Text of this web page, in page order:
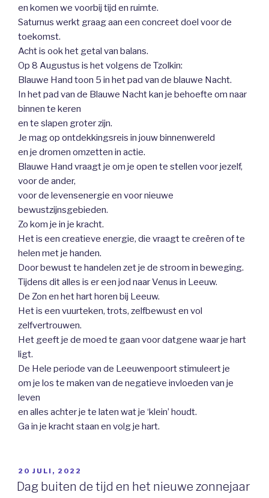
en komen we voorbij tijd en ruimte.
Saturnus werkt graag aan een concreet doel voor de
toekomst.
Acht is ook het getal van balans.
Op 8 Augustus is het volgens de Tzolkin:
Blauwe Hand toon 5 in het pad van de blauwe Nacht.
In het pad van de Blauwe Nacht kan je behoefte om naar
binnen te keren
en te slapen groter zijn.
Je mag op ontdekkingsreis in jouw binnenwereld
en je dromen omzetten in actie.
Blauwe Hand vraagt je om je open te stellen voor jezelf,
voor de ander,
voor de levensenergie en voor nieuwe
bewustzijnsgebieden.
Zo kom je in je kracht.
Het is een creatieve energie, die vraagt te creëren of te
helen met je handen.
Door bewust te handelen zet je de stroom in beweging.
Tijdens dit alles is er een jod naar Venus in Leeuw.
De Zon en het hart horen bij Leeuw.
Het is een vuurteken, trots, zelfbewust en vol
zelfvertrouwen.
Het geeft je de moed te gaan voor datgene waar je hart
ligt.
De Hele periode van de Leeuwenpoort stimuleert je
om je los te maken van de negatieve invloeden van je
leven
en alles achter je te laten wat je ‘klein’ houdt.
Ga in je kracht staan en volg je hart.
GEPLAATST
OP
20 JULI, 2022
Dag buiten de tijd en het nieuwe zonnejaar